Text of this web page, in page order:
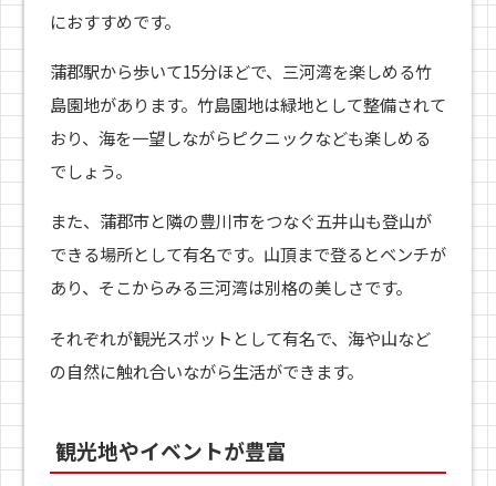
におすすめです。
蒲郡駅から歩いて15分ほどで、三河湾を楽しめる竹
島園地があります。竹島園地は緑地として整備されて
おり、海を一望しながらピクニックなども楽しめる
でしょう。
また、蒲郡市と隣の豊川市をつなぐ五井山も登山が
できる場所として有名です。山頂まで登るとベンチが
あり、そこからみる三河湾は別格の美しさです。
それぞれが観光スポットとして有名で、海や山など
の自然に触れ合いながら生活ができます。
観光地やイベントが豊富